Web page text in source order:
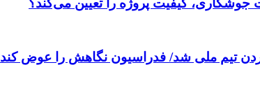
تیم ملی شد/ فدراسیون نگاهش را عوض کند